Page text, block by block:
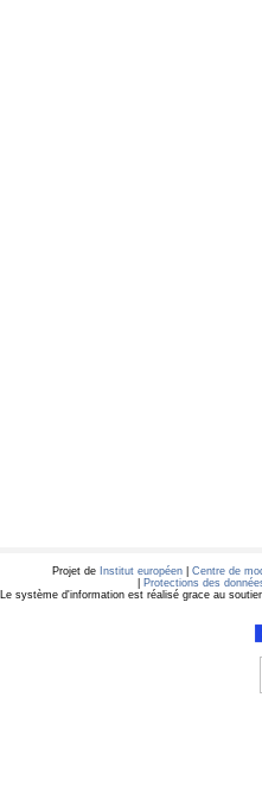
Projet de Institut européen
Centre de
Protections des
Le système d'information est réalisé grace au